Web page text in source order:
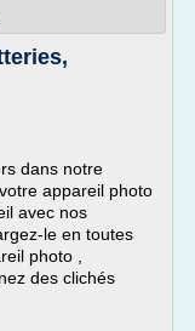
dans notre
appareil photo
avec nos
le en toutes
photo ,
des clichés